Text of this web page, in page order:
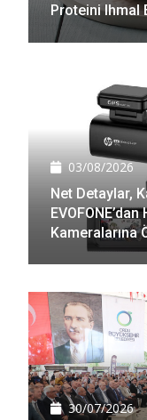
Proteini Ihmal
03/08/2026
Net Detaylar,
Kameralarına
30/07/2026